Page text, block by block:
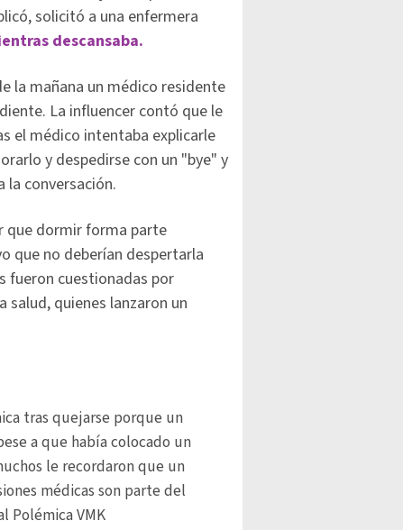
solicitó a una enfermera
descansaba.
la mañana un médico residente
La influencer contó que le
el médico intentaba explicarle
y despedirse con un "bye" y
la conversación.
que dormir forma parte
que no deberían despertarla
fueron cuestionadas por
salud, quienes lanzaron un
tras quejarse porque un
a que había colocado un
le recordaron que un
médicas son parte del
Polémica VMK